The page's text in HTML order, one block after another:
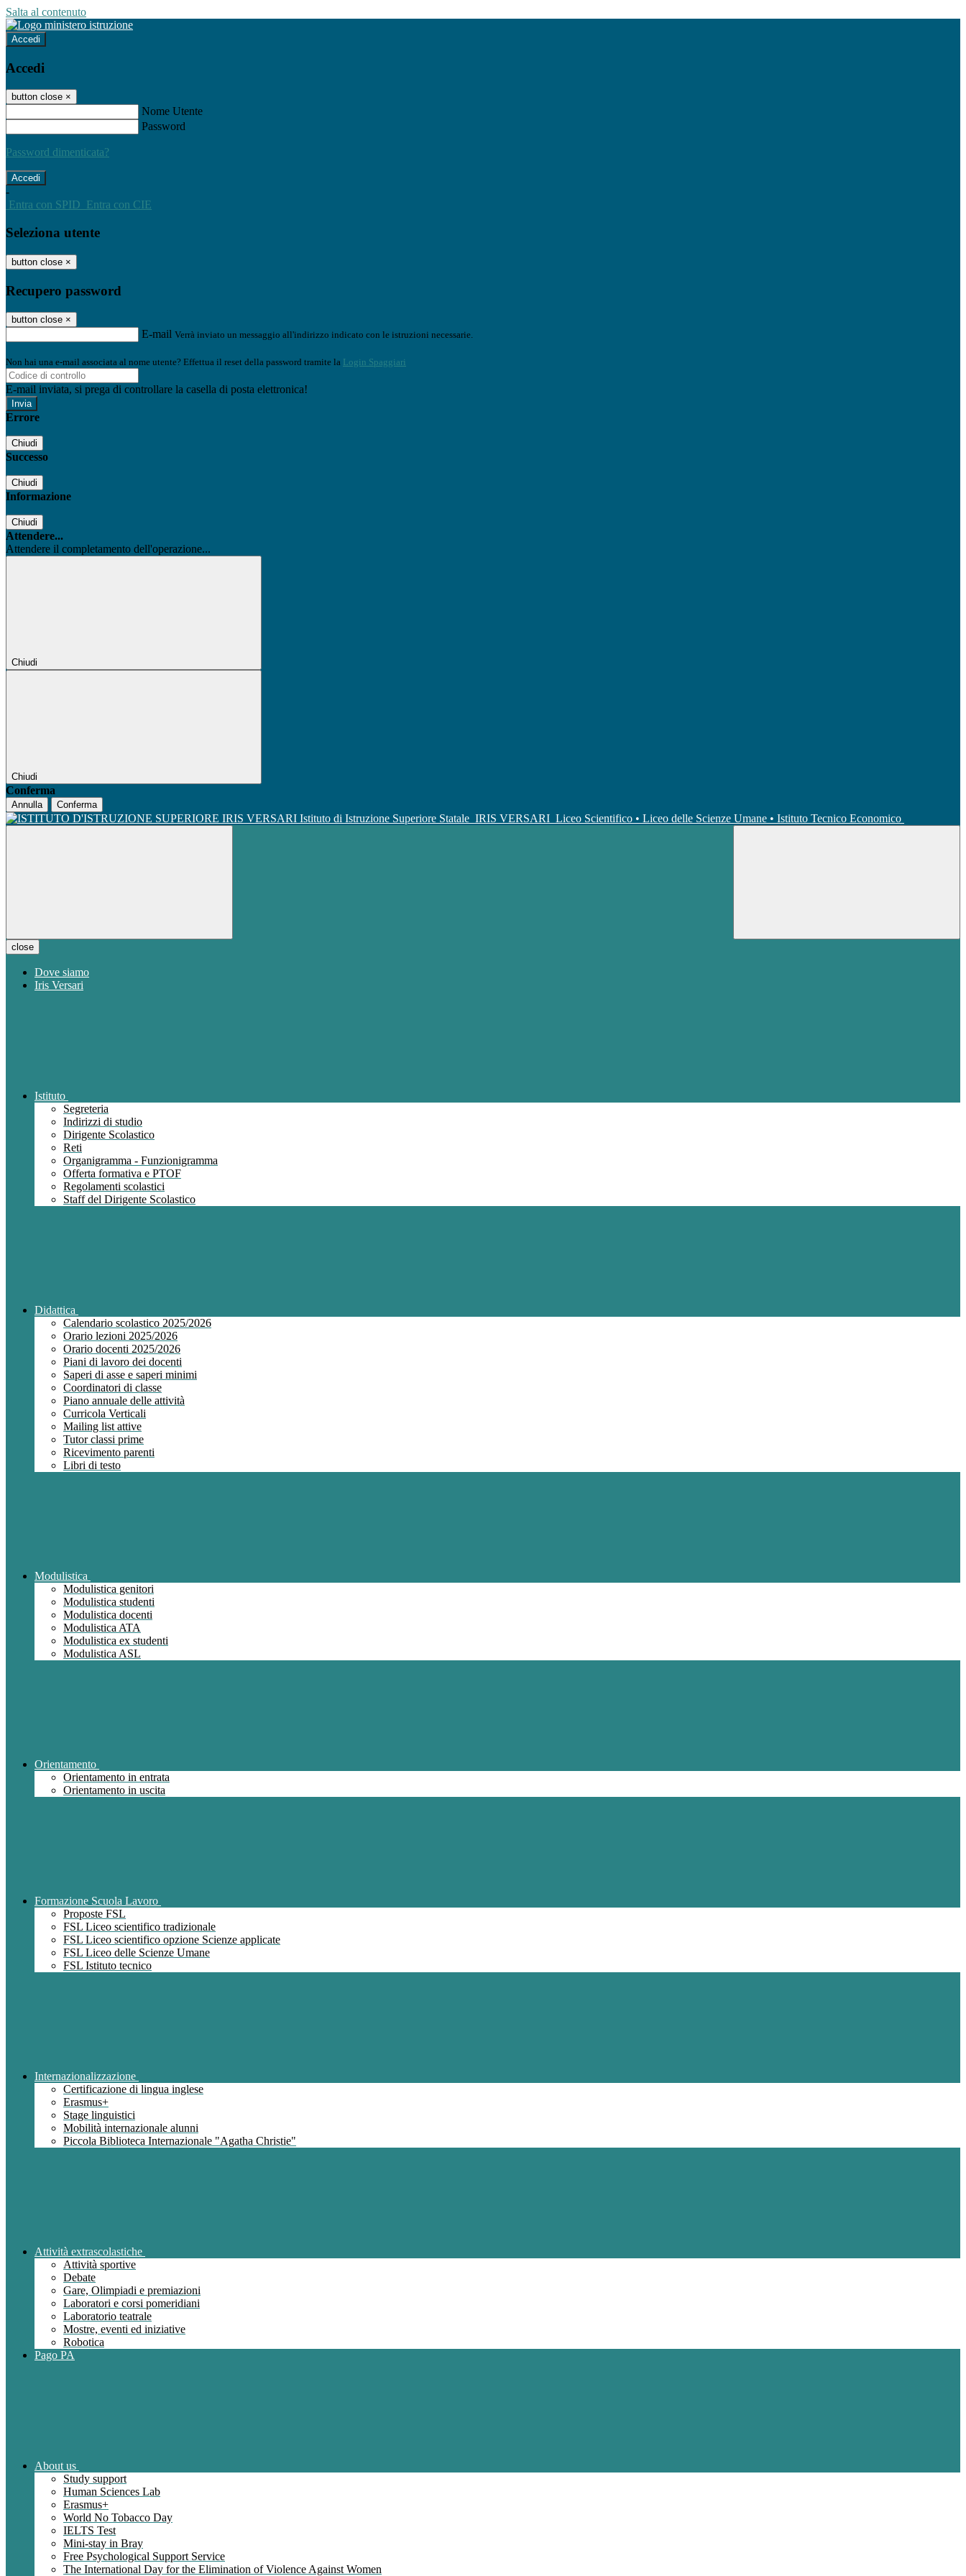
Salta al contenuto
Accedi
Accedi
button close ×
Nome Utente
Password
Password dimenticata?
-
Entra con SPID Entra con CIE
Seleziona utente
button close ×
Recupero password
button close ×
E-mail Verrà inviato un messaggio all'indirizzo indicato con le istruzioni necessarie.
Non hai una e-mail associata al nome utente? Effettua il reset della password tramite la Login Spaggiari
E-mail inviata, si prega di controllare la casella di posta elettronica!
Errore
Chiudi
Successo
Chiudi
Informazione
Chiudi
Attendere...
Attendere il completamento dell'operazione...
Chiudi
Chiudi
Conferma
Annulla Conferma
Istituto di Istruzione Superiore Statale IRIS VERSARI Liceo Scientifico • Liceo delle Scienze Umane • Istituto Tecnico Economico
close
Dove siamo
Iris Versari
Istituto
Segreteria
Indirizzi di studio
Dirigente Scolastico
Reti
Organigramma - Funzionigramma
Offerta formativa e PTOF
Regolamenti scolastici
Staff del Dirigente Scolastico
Didattica
Calendario scolastico 2025/2026
Orario lezioni 2025/2026
Orario docenti 2025/2026
Piani di lavoro dei docenti
Saperi di asse e saperi minimi
Coordinatori di classe
Piano annuale delle attività
Curricola Verticali
Mailing list attive
Tutor classi prime
Ricevimento parenti
Libri di testo
Modulistica
Modulistica genitori
Modulistica studenti
Modulistica docenti
Modulistica ATA
Modulistica ex studenti
Modulistica ASL
Orientamento
Orientamento in entrata
Orientamento in uscita
Formazione Scuola Lavoro
Proposte FSL
FSL Liceo scientifico tradizionale
FSL Liceo scientifico opzione Scienze applicate
FSL Liceo delle Scienze Umane
FSL Istituto tecnico
Internazionalizzazione
Certificazione di lingua inglese
Erasmus+
Stage linguistici
Mobilità internazionale alunni
Piccola Biblioteca Internazionale "Agatha Christie"
Attività extrascolastiche
Attività sportive
Debate
Gare, Olimpiadi e premiazioni
Laboratori e corsi pomeridiani
Laboratorio teatrale
Mostre, eventi ed iniziative
Robotica
Pago PA
About us
Study support
Human Sciences Lab
Erasmus+
World No Tobacco Day
IELTS Test
Mini-stay in Bray
Free Psychological Support Service
The International Day for the Elimination of Violence Against Women